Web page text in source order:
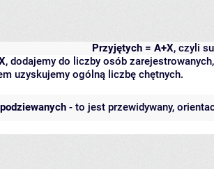
Przyjętych = A+X, czyli
, dodajemy do liczby osób
uzyskujemy ogólną liczbę chętnych.
- to jest przewidywany,